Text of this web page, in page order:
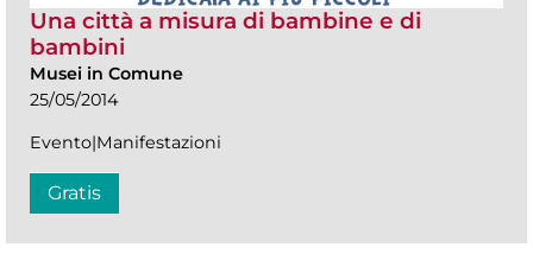
Una città a misura di bambine e di
bambini
Musei in Comune
25/05/2014
Evento|Manifestazioni
Gratis